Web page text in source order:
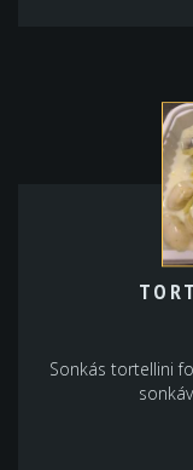
Sonkás tortellini